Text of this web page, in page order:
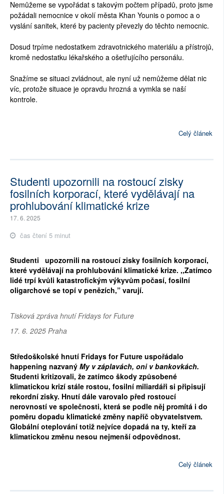
Nemůžeme se vypořádat s takovým počtem případů, proto jsme
požádali nemocnice v okolí města Khan Younis o pomoc a o
vyslání sanitek, které by pacienty převezly do těchto nemocnic.
Dosud trpíme nedostatkem zdravotnického materiálu a přístrojů,
kromě nedostatku lékařského a ošetřujícího personálu.
Snažíme se situaci zvládnout, ale nyní už nemůžeme dělat nic
víc, protože situace je opravdu hrozná a vymkla se naší
kontrole.
Celý článek
Studenti upozornili na rostoucí zisky
fosilních korporací, které vydělávají na
prohlubování klimatické krize
17. 6. 2025
čas čtení 5 minut
Studenti   upozornili na rostoucí zisky fosilních korporací,
které vydělávají na prohlubování klimatické krize. ,,Zatímco
lidé trpí kvůli katastrofickým výkyvům počasí, fosilní
oligarchové se topí v penězích,” varují.
Tisková zpráva hnutí Fridays for Future
17. 6. 2025 Praha
Středoškolské hnutí Fridays for Future uspořádalo
happening nazvaný My v záplavách, oni v bankovkách.
Studenti kritizovali, že zatímco škody způsobené
klimatickou krizí stále rostou, fosilní miliardáři si připisují
rekordní zisky. Hnutí dále varovalo před rostoucí
nerovností ve společnosti, která se podle něj promítá i do
poměru dopadu klimatické změny napříč obyvatelstvem.
Globální oteplování totiž nejvíce dopadá na ty, kteří za
klimatickou změnu nesou nejmenší odpovědnost.
Celý článek